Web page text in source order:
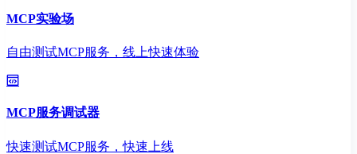
MCP实验场
自由测试MCP服务，线上快速体验
MCP服务调试器
快速测试MCP服务，快速上线